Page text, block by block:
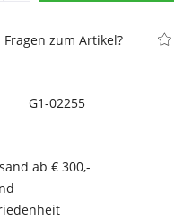
Fragen zum Artikel?
G1-02255
ab € 300,-